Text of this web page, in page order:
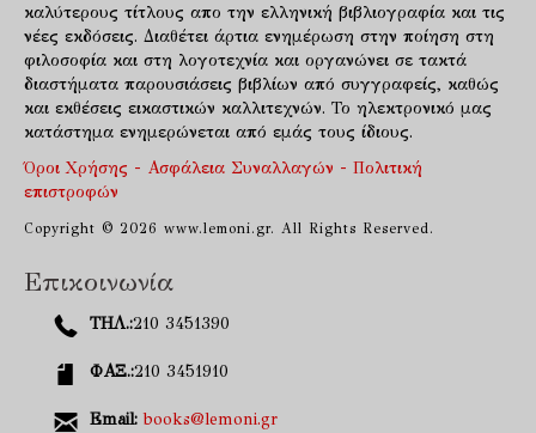
καλύτερους τίτλους απο την ελληνική βιβλιογραφία και τις
νέες εκδόσεις. Διαθέτει άρτια ενημέρωση στην ποίηση στη
φιλοσοφία και στη λογοτεχνία και οργανώνει σε τακτά
διαστήματα παρουσιάσεις βιβλίων από συγγραφείς, καθώς
και εκθέσεις εικαστικών καλλιτεχνών. Το ηλεκτρονικό μας
κατάστημα ενημερώνεται από εμάς τους ίδιους.
Όροι Χρήσης - Ασφάλεια Συναλλαγών - Πολιτική
επιστροφών
Copyright © 2026 www.lemoni.gr. All Rights Reserved.
Επικοινωνία
ΤΗΛ.:210 3451390
ΦΑΞ.:210 3451910
Email: books@lemoni.gr